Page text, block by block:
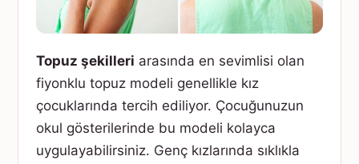
Topuz şekilleri arasında en sevimlisi olan
fiyonklu topuz modeli genellikle kız
çocuklarında tercih ediliyor. Çocuğunuzun
okul gösterilerinde bu modeli kolayca
uygulayabilirsiniz. Genç kızlarında sıklıkla